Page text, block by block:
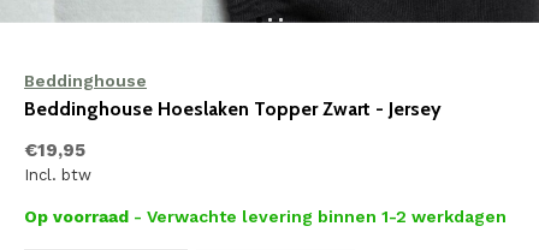
Beddinghouse
Beddinghouse Hoeslaken Topper Zwart - Jersey
€19,95
Incl. btw
Op voorraad - Verwachte levering binnen 1-2 werkdagen